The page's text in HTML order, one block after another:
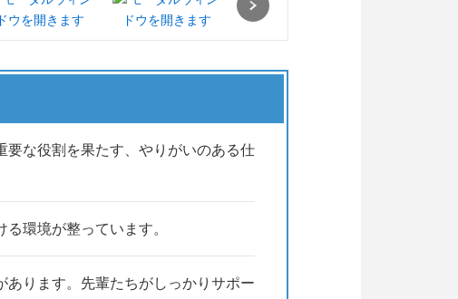
な役割を果たす、やりがいのある仕
環境が整っています。
ります。先輩たちがしっかりサポー